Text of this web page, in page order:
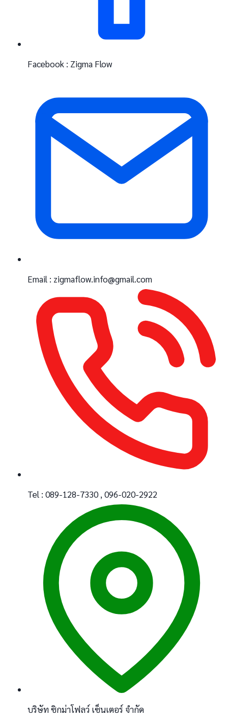
Facebook : Zigma Flow
Email : zigmaflow.info@gmail.com
Tel : 089-128-7330 , 096-020-2922
บริษัท ซิกม่าโฟลว์ เซ็นเตอร์ จำกัด